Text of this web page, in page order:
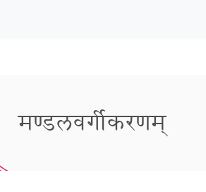
मण्डलवर्गीकरणम्